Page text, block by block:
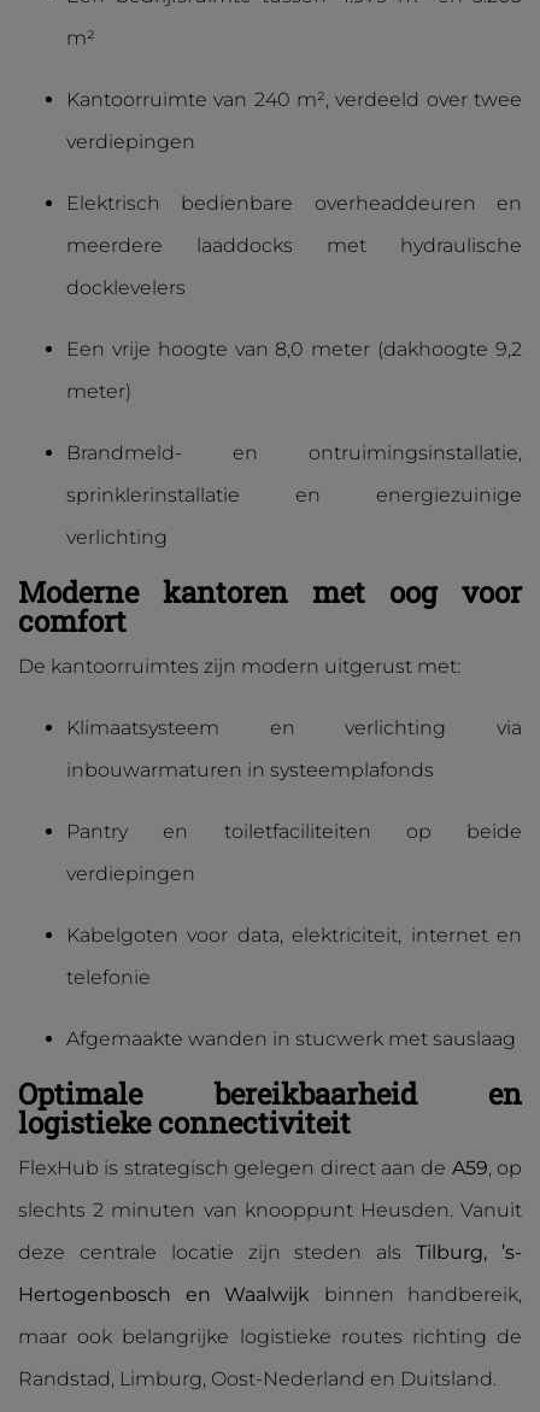
m²
Kantoorruimte van 240 m², verdeeld over twee
verdiepingen
Elektrisch bedienbare overheaddeuren en
meerdere laaddocks met hydraulische
docklevelers
Een vrije hoogte van 8,0 meter (dakhoogte 9,2
meter)
Brandmeld- en ontruimingsinstallatie,
sprinklerinstallatie en energiezuinige
verlichting
Moderne kantoren met oog voor
comfort
De kantoorruimtes zijn modern uitgerust met:
Klimaatsysteem en verlichting via
inbouwarmaturen in systeemplafonds
Pantry en toiletfaciliteiten op beide
verdiepingen
Kabelgoten voor data, elektriciteit, internet en
telefonie
Afgemaakte wanden in stucwerk met sauslaag
Optimale bereikbaarheid en
logistieke connectiviteit
FlexHub is strategisch gelegen direct aan de A59, op
slechts 2 minuten van knooppunt Heusden. Vanuit
deze centrale locatie zijn steden alsTilburg, ’s-
Hertogenbosch en Waalwijk binnen handbereik,
maar ook belangrijke logistieke routes richting de
Randstad, Limburg, Oost-Nederland en Duitsland.